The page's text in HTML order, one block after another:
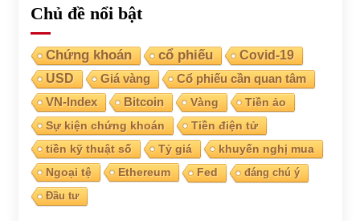
Chủ đề nổi bật
Chứng khoán cổ phiếu
Covid-19
USD
Giá vàng Cổ phiếu cần quan tâm
VN-Index Bitcoin Vàng
Tiền ảo
Sự kiện chứng khoán
Tiền điện tử
tiền kỹ thuật số
Tỷ giá
khuyến nghị mua
Ngoại tệ
Ethereum Fed
đáng chú ý
Đầu tư